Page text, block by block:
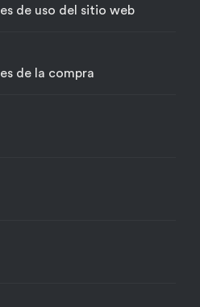
de uso del sitio web
de la compra